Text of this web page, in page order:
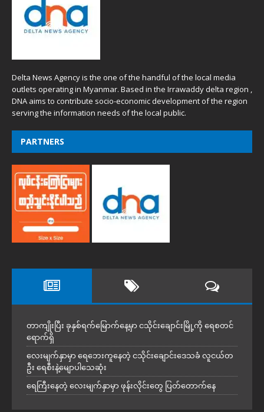
Delta News Agency is the one of the handful of the local media
outlets operating in Myanmar. Based in the Irrawaddy delta region ,
DNA aims to contribute socio-economic development of the region
serving the information needs of the local public.
PARTNERS
တာကျိုးပြီး ခုနှစ်ရက်မြောက်နေ့မှာ ငသိုင်းချောင်းမြို့ကို ရေစတင်
ရောက်ရှိ
လေးမျက်နှာမှာ ရေဘေးကူနေတဲ့ ငသိုင်းချောင်းဒေသခံ လူငယ်တ
ဦး ရေစီးနဲ့မျောပါသေဆုံး
ရေကြီးနေတဲ့ လေးမျက်နှာမှာ ဖုန်းလိုင်းတွေ ပြတ်တောက်နေ